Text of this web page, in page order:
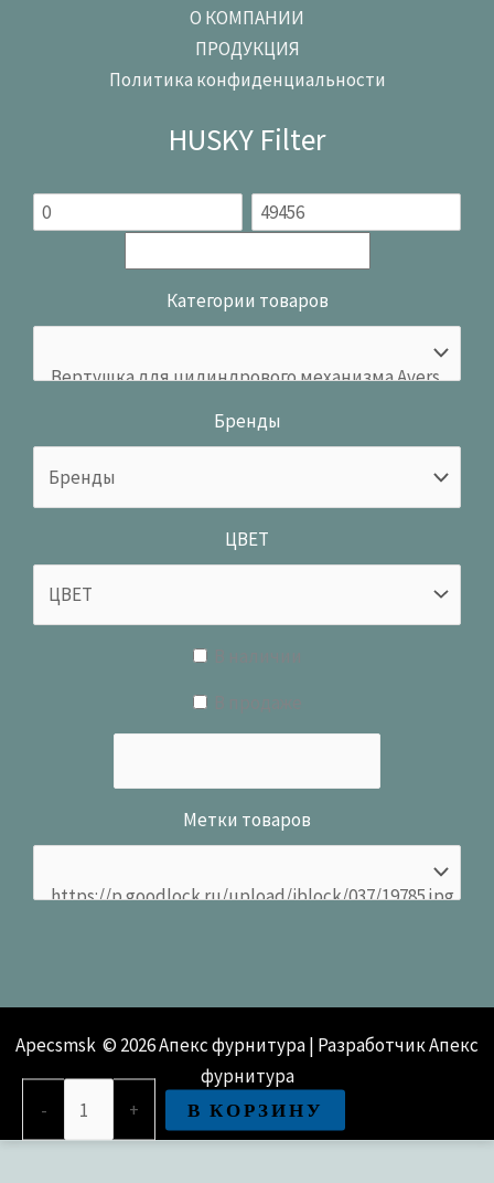
О КОМПАНИИ
ПРОДУКЦИЯ
Политика конфиденциальности
HUSKY Filter
Категории товаров
Бренды
ЦВЕТ
Метки товаров
Apecsmsk © 2026 Апекс фурнитура | Разработчик Апекс
фурнитура
-
+ В КОРЗИНУ